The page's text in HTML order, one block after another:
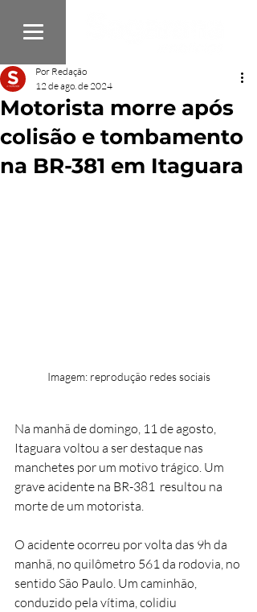
Motorista morre após
colisão e tombamento
na BR-381 em Itaguara
Por Redação
12 de ago. de 2024
Imagem: reprodução redes sociais
Na manhã de domingo, 11 de agosto,
Itaguara voltou a ser destaque nas
manchetes por um motivo trágico. Um
grave acidente na BR-381  resultou na
morte de um motorista.
O acidente ocorreu por volta das 9h da
manhã, no quilômetro 561 da rodovia, no
sentido São Paulo. Um caminhão,
conduzido pela vítima, colidiu